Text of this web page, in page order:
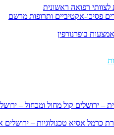
רפואה ראשונית
פסיכו-אקטיביים ותרופות מרשם
בופרנורפין
– ירושלים קול מחול ומכחול –
כרמל אסיא טכנולוגיות – ירושלים